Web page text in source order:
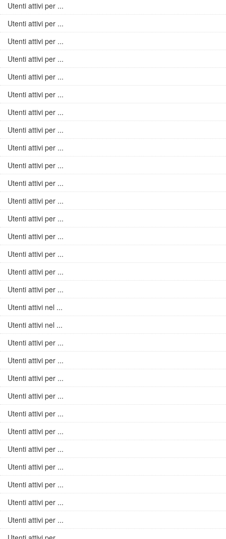
Utenti attivi per ...
Utenti attivi per ...
Utenti attivi per ...
Utenti attivi per ...
Utenti attivi per ...
Utenti attivi per ...
Utenti attivi per ...
Utenti attivi per ...
Utenti attivi per ...
Utenti attivi per ...
Utenti attivi per ...
Utenti attivi per ...
Utenti attivi per ...
Utenti attivi per ...
Utenti attivi per ...
Utenti attivi per ...
Utenti attivi per ...
Utenti attivi nel ...
Utenti attivi nel ...
Utenti attivi per ...
Utenti attivi per ...
Utenti attivi per ...
Utenti attivi per ...
Utenti attivi per ...
Utenti attivi per ...
Utenti attivi per ...
Utenti attivi per ...
Utenti attivi per ...
Utenti attivi per ...
Utenti attivi per ...